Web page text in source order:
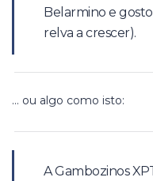
Belarmino e
relva a crescer).
… ou algo como isto:
A Gambozinos